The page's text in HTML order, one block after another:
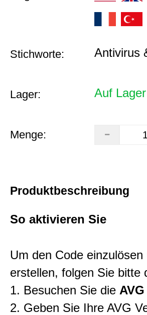
Stichworte: Antivirus
Lager: Auf Lager
Menge:
Produktbeschreibung
So aktivieren Sie
Um den Code
erstellen, folgen Sie bitte
1. Besuchen Sie die
2. Geben Sie Ihre AVG